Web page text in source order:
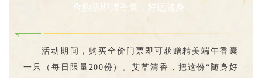
🎋购票即赠香囊，好运随身
活动期间，购买全价门票即可获赠精美端午香囊
一只（每日限量200份）。艾草清香，把这份“随身好